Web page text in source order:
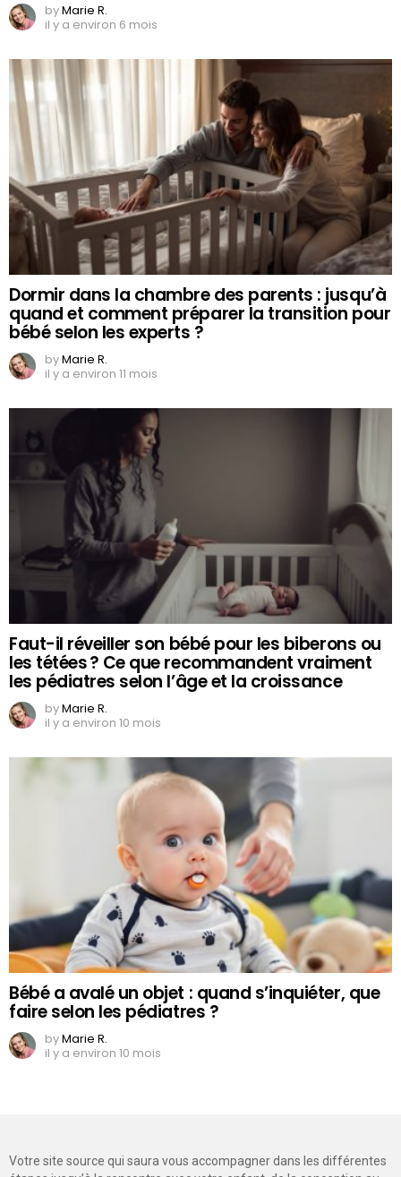
byMarie R.
il y a environ 6 mois
Dormir dans la chambre des parents : jusqu’à
quand et comment préparer la transition pour
bébé selon les experts ?
byMarie R.
il y a environ 11 mois
Faut-il réveiller son bébé pour les biberons ou
les tétées ? Ce que recommandent vraiment
les pédiatres selon l’âge et la croissance
byMarie R.
il y a environ 10 mois
Bébé a avalé un objet : quand s’inquiéter, que
faire selon les pédiatres ?
byMarie R.
il y a environ 10 mois
Votre site source qui saura vous accompagner dans les différentes